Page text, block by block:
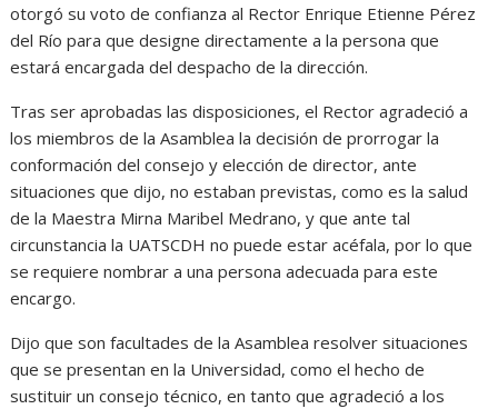
otorgó su voto de confianza al Rector Enrique Etienne Pérez
del Río para que designe directamente a la persona que
estará encargada del despacho de la dirección.
Tras ser aprobadas las disposiciones, el Rector agradeció a
los miembros de la Asamblea la decisión de prorrogar la
conformación del consejo y elección de director, ante
situaciones que dijo, no estaban previstas, como es la salud
de la Maestra Mirna Maribel Medrano, y que ante tal
circunstancia la UATSCDH no puede estar acéfala, por lo que
se requiere nombrar a una persona adecuada para este
encargo.
Dijo que son facultades de la Asamblea resolver situaciones
que se presentan en la Universidad, como el hecho de
sustituir un consejo técnico, en tanto que agradeció a los